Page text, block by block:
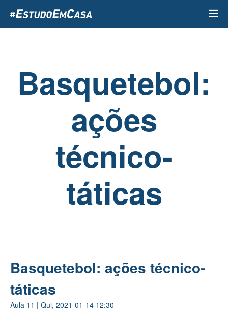
para
o
Basquetebol:
ações
técnico-
táticas
Basquetebol: ações técnico-
táticas
Aula 11 | Qui, 2021-01-14 12:30